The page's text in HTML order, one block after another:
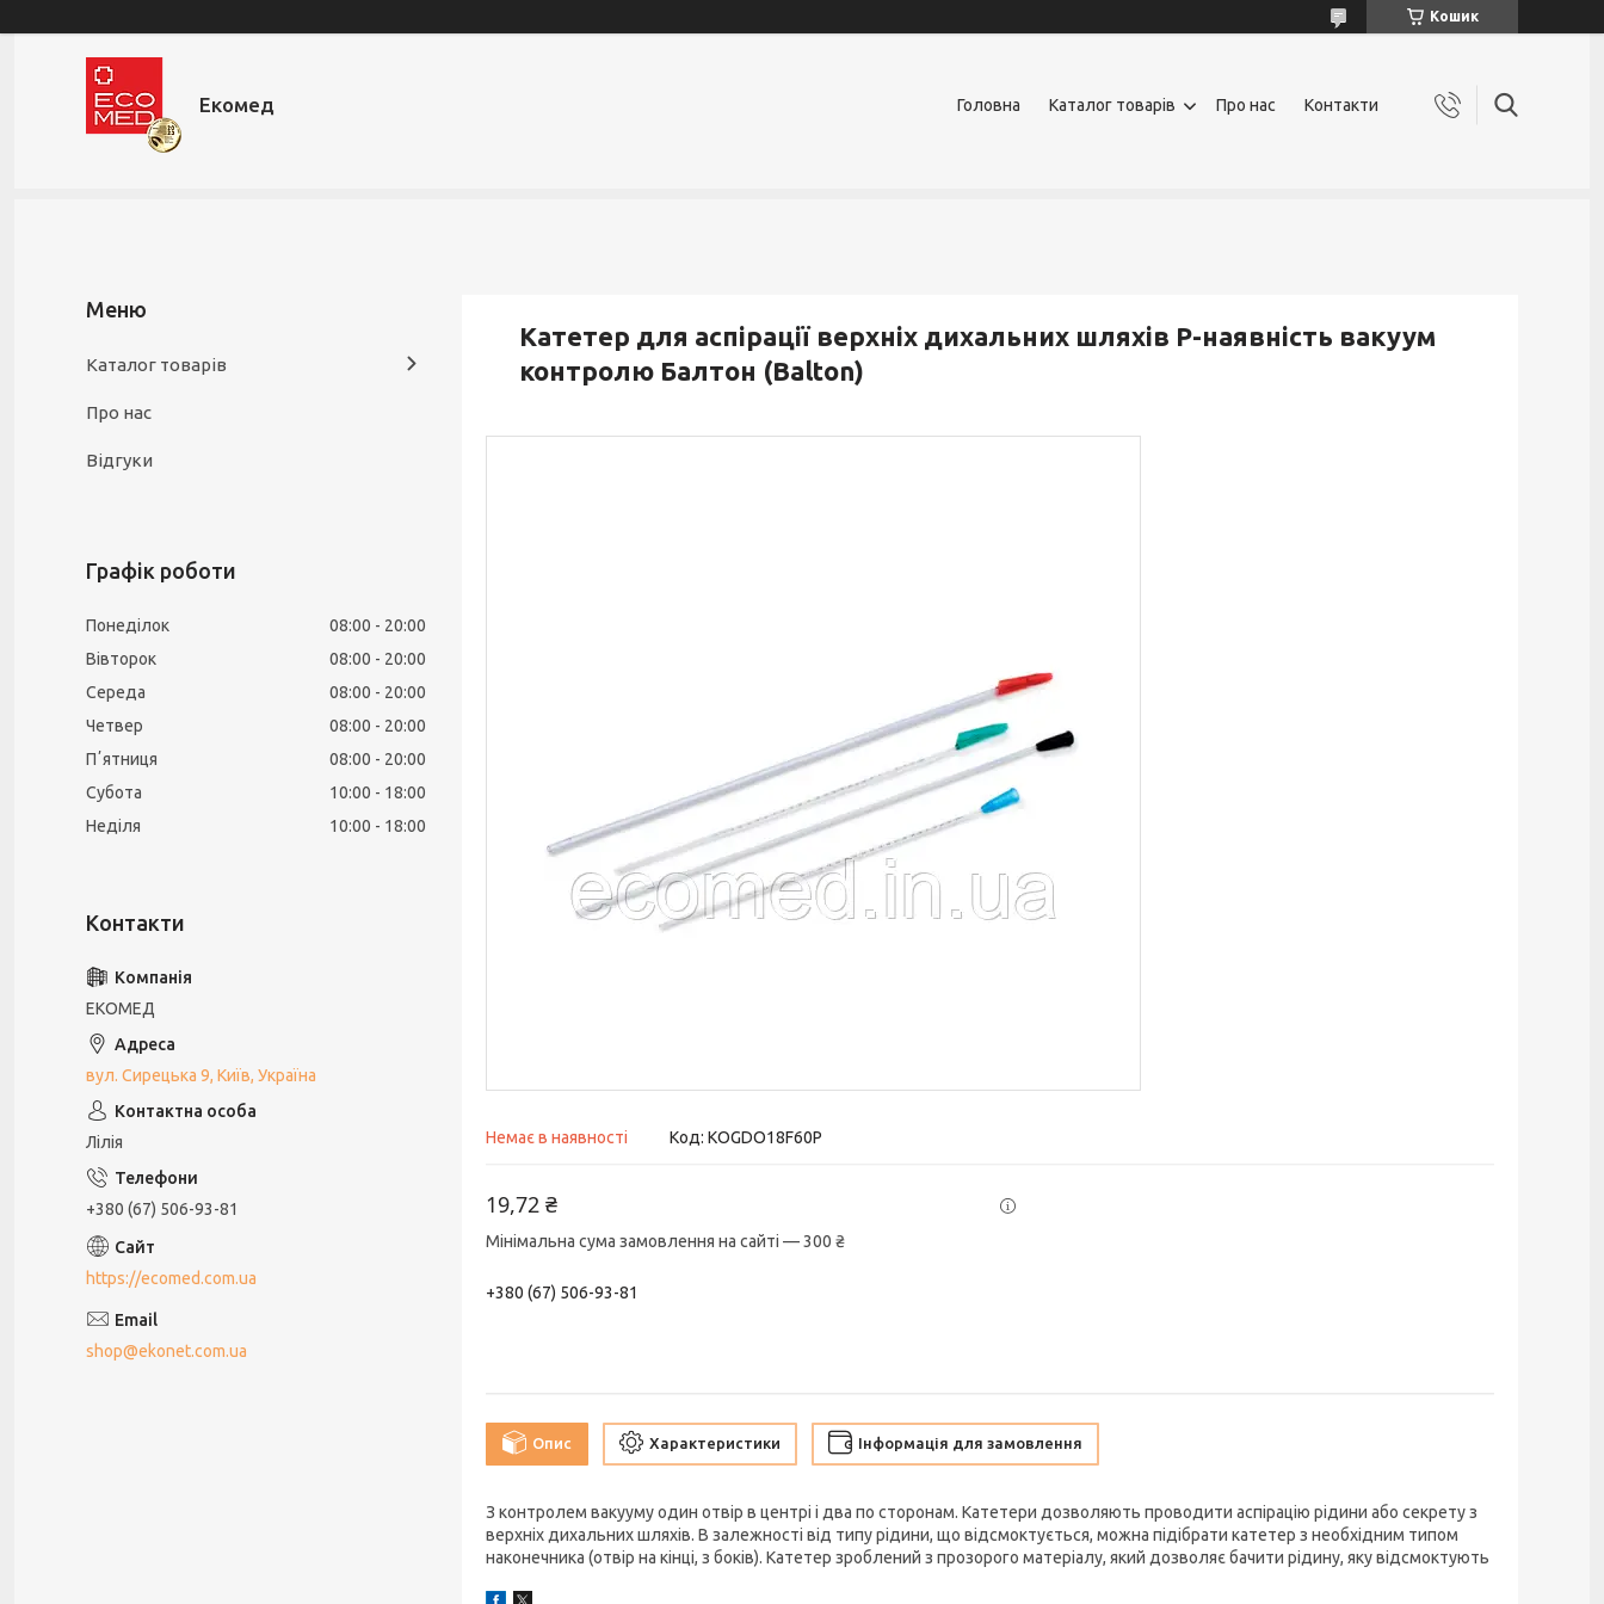
Кошик
Екомед Головна Каталог товарів Про нас Контакти
Катетер для аспірації верхніх дихальних шляхів Р-наявність вакуум
контролю Балтон (Balton)
Немає в наявності Код: KOGDO18F60P
19,72 ₴
Мінімальна сума замовлення на сайті — 300 ₴
+380 (67) 506-93-81
Опис Характеристики Інформація для замовлення
З контролем вакууму один отвір в центрі і два по сторонам. Катетери дозволяють проводити аспірацію рідини або секрету з
верхніх дихальних шляхів. В залежності від типу рідини, що відсмоктується, можна підібрати катетер з необхідним типом
наконечника (отвір на кінці, з боків). Катетер зроблений з прозорого матеріалу, який дозволяє бачити рідину, яку відсмоктують
Каталог товарів
Про нас
Відгуки
Графік роботи
Понеділок 08:00
20:00
Вівторок
08:00
20:00
Середа
08:00
20:00
Четвер
08:00
20:00
Пʼятниця
08:00
20:00
Субота
10:00
18:00
Неділя
10:00 18:00
ЕКОМЕД
вул. Сирецька 9, Київ, Україна
Лілія
+380 (67) 506-93-81
https://ecomed.com.ua
shop@ekonet.com.ua